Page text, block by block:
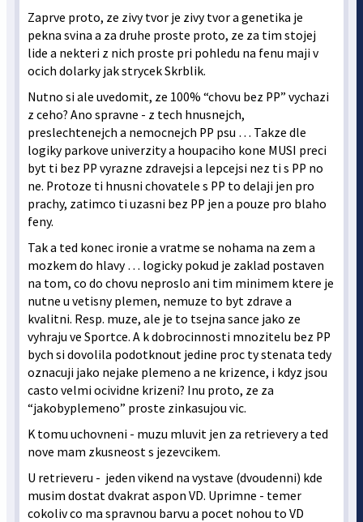
Zaprve proto, ze zivy tvor je zivy tvor a genetika je
pekna svina a za druhe proste proto, ze za tim stojej
lide a nekteri z nich proste pri pohledu na fenu maji v
ocich dolarky jak strycek Skrblik.
Nutno si ale uvedomit, ze 100% “chovu bez PP” vychazi
z ceho? Ano spravne - z tech hnusnejch,
preslechtenejch a nemocnejch PP psu … Takze dle
logiky parkove univerzity a houpaciho kone MUSI preci
byt ti bez PP vyrazne zdravejsi a lepcejsi nez ti s PP no
ne. Protoze ti hnusni chovatele s PP to delaji jen pro
prachy, zatimco ti uzasni bez PP jen a pouze pro blaho
feny.
Tak a ted konec ironie a vratme se nohama na zem a
mozkem do hlavy … logicky pokud je zaklad postaven
na tom, co do chovu neproslo ani tim minimem ktere je
nutne u vetisny plemen, nemuze to byt zdrave a
kvalitni. Resp. muze, ale je to tsejna sance jako ze
vyhraju ve Sportce. A k dobrocinnosti mnozitelu bez PP
bych si dovolila podotknout jedine proc ty stenata tedy
oznacuji jako nejake plemeno a ne krizence, i kdyz jsou
casto velmi ocividne krizeni? Inu proto, ze za
“jakobyplemeno” proste zinkasujou vic.
K tomu uchovneni - muzu mluvit jen za retrievery a ted
nove mam zkusneost s jezevcikem.
U retrieveru - jeden vikend na vystave (dvoudenni) kde
musim dostat dvakrat aspon VD. Uprimne - temer
cokoliv co ma spravnou barvu a pocet nohou to VD